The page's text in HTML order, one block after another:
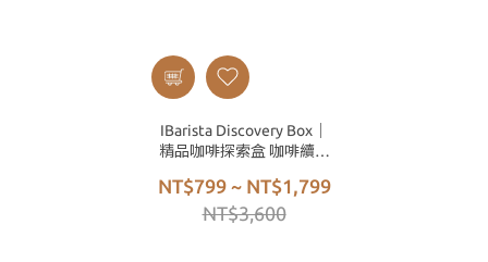
IBarista Discovery Box｜
精品咖啡探索盒 咖啡續訂
NT$799 ~ NT$1,799
NT$3,600